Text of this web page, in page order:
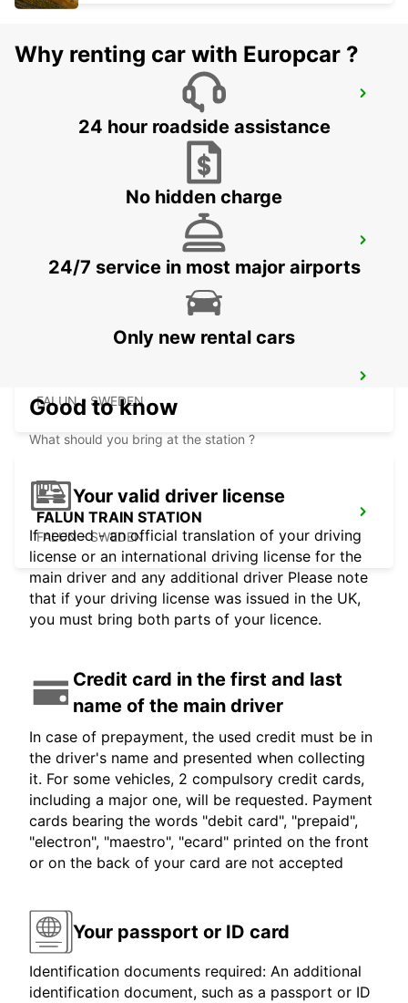
BORLANGE TRAINSTATION/HOTEL
BORLANGE - SWEDEN
BORLANGE - SWEDEN
FALUN - SWEDEN
FALUN TRAIN STATION
FALUN - SWEDEN
Why renting car with Europcar ?
24 hour roadside assistance
No hidden charge
24/7 service in most major airports
Only new rental cars
Good to know
What should you bring at the station ?
Your valid driver license
If needed - an official translation of your driving
license or an international driving license for the
main driver and any additional driver Please note
that if your driving license was issued in the UK,
you must bring both parts of your licence.
Credit card in the first and last
name of the main driver
In case of prepayment, the used credit must be in
the driver's name and presented when collecting
it. For some vehicles, 2 compulsory credit cards,
including a major one, will be requested. Payment
cards bearing the words "debit card", "prepaid",
"electron", "maestro", "ecard" printed on the front
or on the back of your card are not accepted
Your passport or ID card
Identification documents required: An additional
identification document, such as a passport or ID